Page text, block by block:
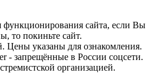
сайта, если Вы
то покиньте сайт.
Цены указаны для ознакомления.
- запрещённые в России соцсети.
организацией.